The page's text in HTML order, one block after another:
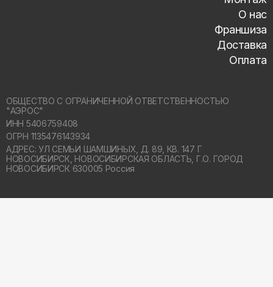
О нас
Франшиза
Доставка
Оплата
ОБЩЕСТВО С ОГРАНИЧЕННОЙ ОТВЕТСТВЕННОСТЬЮ
"АЭРОС"
ИНН 5406759408
ОГРН 1135476143934
АДРЕС: УЛ СЕМЬИ ШАМШИНЫХ, Д. 89, КВ. 147 Г
НОВОСИБИРСК, НОВОСИБИРСКАЯ ОБЛАСТЬ, Г.О. ГОРОД
НОВОСИБИРСК 630005 Россия